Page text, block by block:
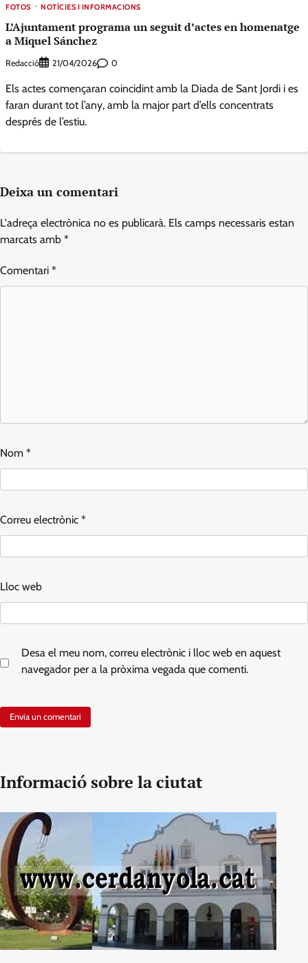
FOTOS NOTÍCIES I INFORMACIONS
L’Ajuntament programa un seguit d’actes en homenatge
a Miquel Sánchez
Redacció 21/04/2026 0
Els actes començaran coincidint amb la Diada de Sant Jordi i es
faran durant tot l’any, amb la major part d’ells concentrats
després de l’estiu.
Deixa un comentari
L'adreça electrònica no es publicarà. Els camps necessaris estan
marcats amb *
Comentari *
Nom *
Correu electrònic *
Lloc web
Desa el meu nom, correu electrònic i lloc web en aquest
navegador per a la pròxima vegada que comenti.
Informació sobre la ciutat